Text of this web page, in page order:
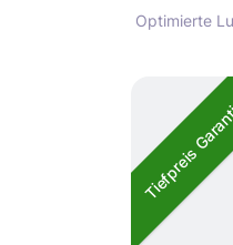
Optimierte
Bildergalerie
Tiefpreis